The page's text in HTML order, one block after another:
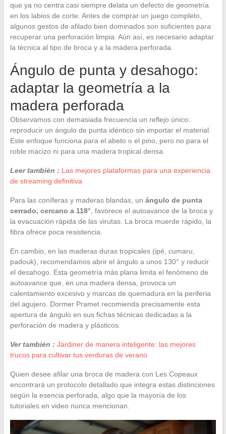
que ya no centra casi siempre delata un defecto de geometría
en los labios de corte. Antes de comprar un juego completo,
algunos gestos de afilado bien dominados son suficientes para
recuperar una perforación limpia. Aún así, es necesario adaptar
la técnica al tipo de broca y a la madera perforada.
Ángulo de punta y desahogo:
adaptar la geometría a la
madera perforada
Observamos con demasiada frecuencia un reflejo único:
reproducir un ángulo de punta idéntico sin importar el material.
Este enfoque funciona para el abeto o el pino, pero no para el
roble macizo ni para una madera tropical densa.
Leer también : Las mejores plataformas para una experiencia
de streaming definitiva
Para las coníferas y maderas blandas, un ángulo de punta
cerrado, cercano a 118° , favorece el autoavance de la broca y
la evacuación rápida de las virutas. La broca muerde rápido, la
fibra ofrece poca resistencia.
En cambio, en las maderas duras tropicales (ipé, cumaru,
padouk), recomendamos abrir el ángulo a unos 130° y reducir
el desahogo. Esta geometría más plana limita el fenómeno de
autoavance que, en una madera densa, provoca un
calentamiento excesivo y marcas de quemadura en la periferia
del agujero. Dormer Pramet recomienda precisamente esta
apertura de ángulo en sus fichas técnicas dedicadas a la
perforación de madera y plásticos.
Ver también : Jardiner de manera inteligente: las mejores
trucos para cultivar tus verduras de verano
Quien desee afilar una broca de madera con Les Copeaux
encontrará un protocolo detallado que integra estas distinciones
según la esencia perforada, algo que la mayoría de los
tutoriales en video nunca mencionan.